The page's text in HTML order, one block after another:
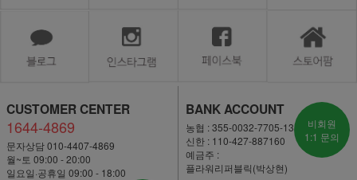
CUSTOMER CENTER
1644-4869
문자상담 010-4407-4869
월~토 09:00 - 20:00
일요일·공휴일 09:00 - 18:00
BANK ACCOUNT
농협 : 355-0032-7705-13
신한 : 110-427-887160
예금주 :
플라워리퍼블릭(박상현)
비회원
1:1 문의